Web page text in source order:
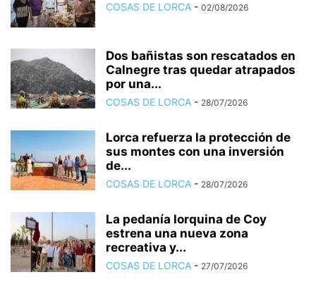
COSAS DE LORCA - 02/08/2026
Dos bañistas son rescatados en
Calnegre tras quedar atrapados
por una...
COSAS DE LORCA - 28/07/2026
Lorca refuerza la protección de
sus montes con una inversión
de...
COSAS DE LORCA - 28/07/2026
La pedanía lorquina de Coy
estrena una nueva zona
recreativa y...
COSAS DE LORCA - 27/07/2026